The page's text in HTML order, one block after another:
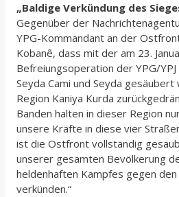
„Baldige Verkündung des
Gegenüber der
YPG-Kommandant an der
Kobanê, dass mit der am 23.
Befreiungsoperation der YPG/YPJ
Seyda Cami und Seyda
Region Kaniya Kurda
Banden halten in dieser Region
unsere Kräfte in diese vier
ist die Ostfront vollständig
unserer gesamten Bevölkerung
heldenhaften Kampfes gegen den
verkünden.“